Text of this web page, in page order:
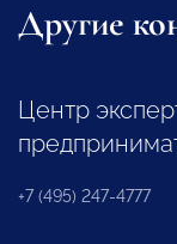
Другие
Центр
+7 (495) 247-4777